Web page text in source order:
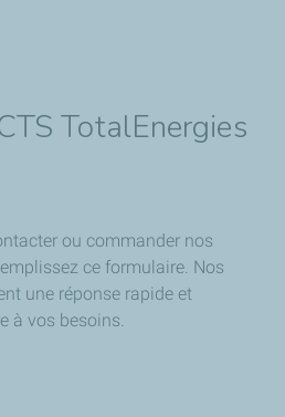
TotalEnergies
ou commander nos
ce formulaire. Nos
une réponse rapide et
à vos besoins.